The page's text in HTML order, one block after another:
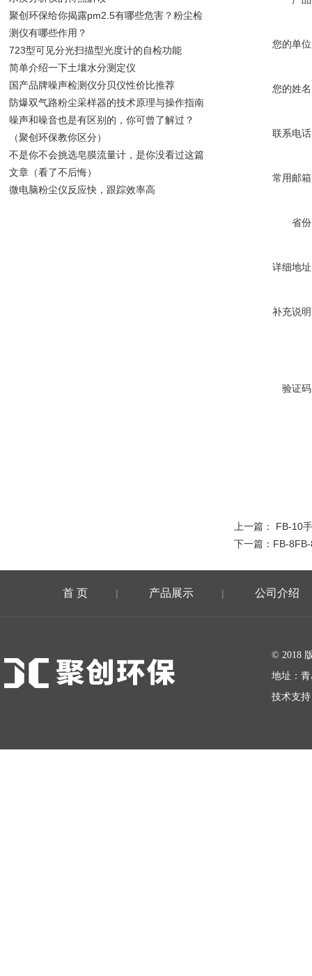
您的单
您的姓
联系电
常用邮
省
详细地
补充说
验证
上一篇： FB-10
下一篇： FB-
聚创环保给你揭露pm2.5有哪些危害？粉尘检
测仪有哪些作用？
723型可见分光扫描型光度计的自检功能
简单介绍一下土壤水分测定仪
国产品牌噪声检测仪分贝仪性价比推荐
防爆双气路粉尘采样器的技术原理与操作指南
噪声和噪音也是有区别的，你可曾了解过？
（聚创环保教你区分）
不是你不会挑选皂膜流量计，是你没看过这篇
文章（看了不后悔）
微电脑粉尘仪反应快，跟踪效率高
首 页 | 产品展示 | 公司介绍
© 2018
地址：
技术支